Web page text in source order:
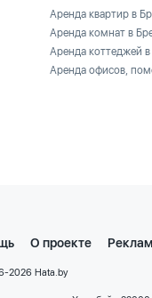
Аренда квартир в
Аренда комнат в
Аренда коттеджей в
Аренда офисов,
О проекте
2026 Hata.by